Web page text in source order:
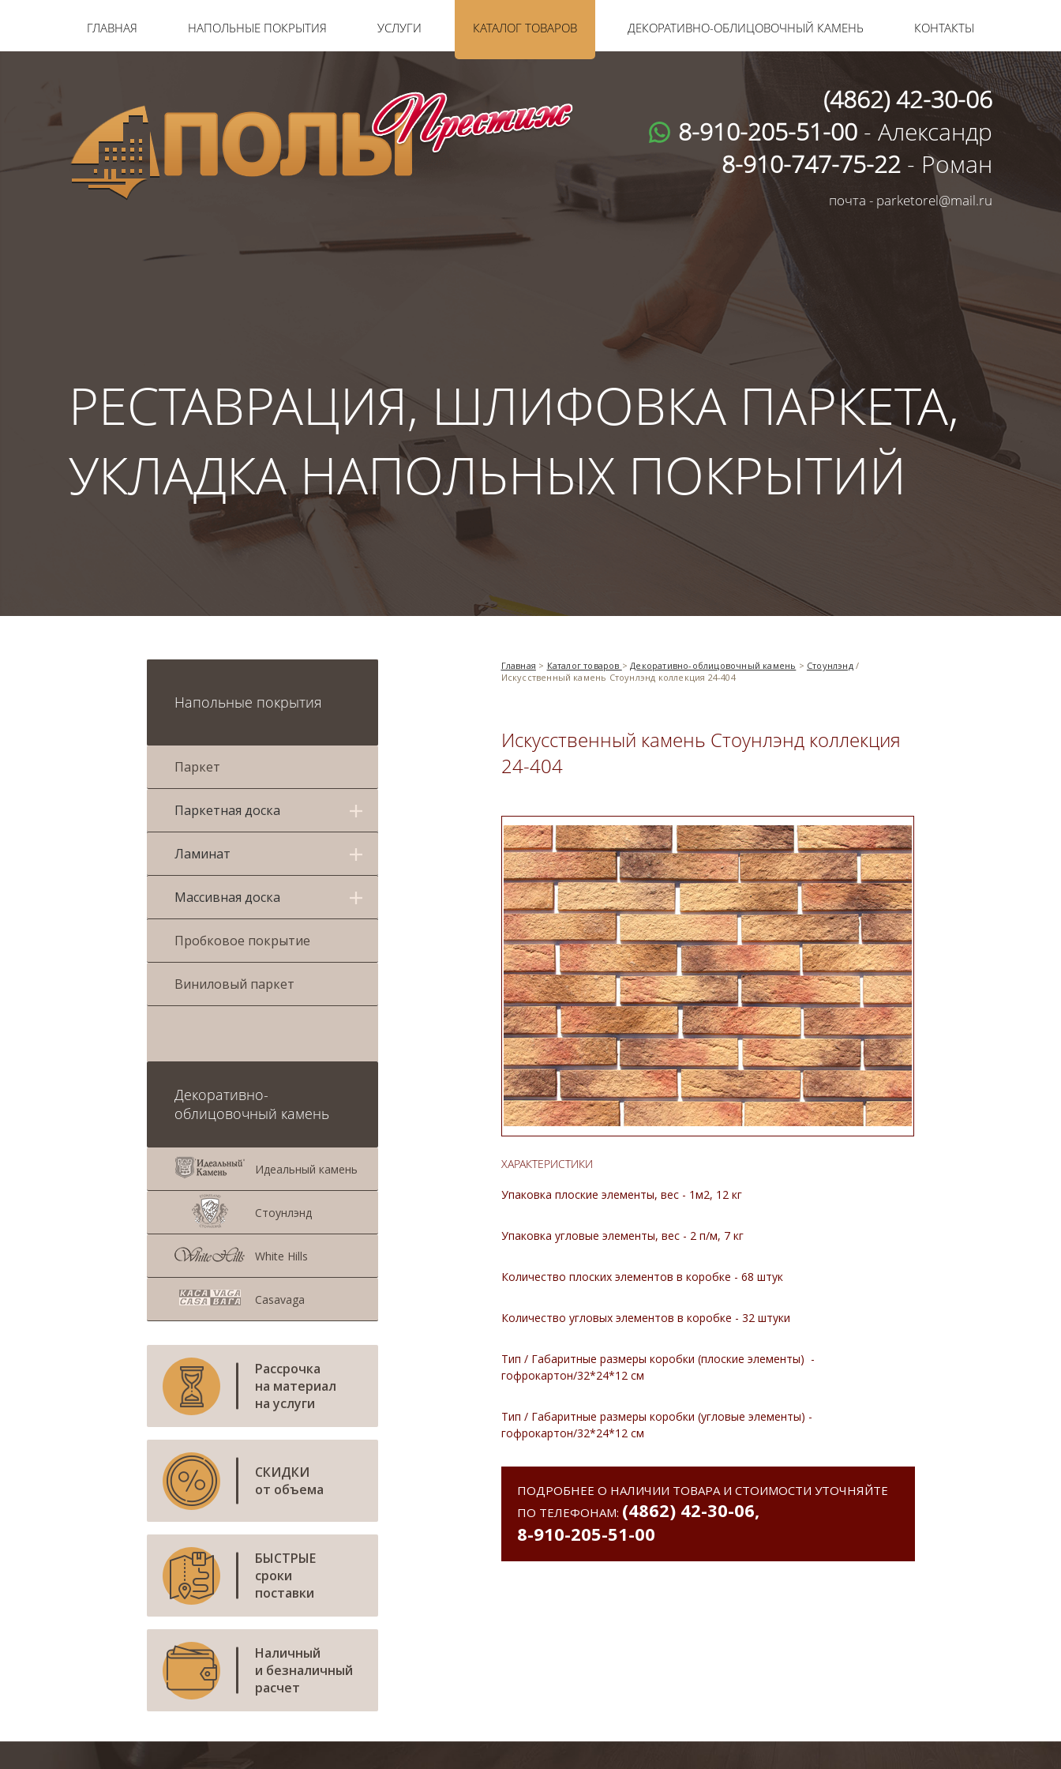
ГЛАВНАЯ НАПОЛЬНЫЕ ПОКРЫТИЯ УСЛУГИ КАТАЛОГ ТОВАРОВ ДЕКОРАТИВНО-ОБЛИЦОВОЧНЫЙ КАМЕНЬ КОНТАКТЫ
(4862) 42-30-06
8-910-205-51-00 - Александр
8-910-747-75-22 - Роман
почта - parketorel@mail.ru
РЕСТАВРАЦИЯ, ШЛИФОВКА ПАРКЕТА,
УКЛАДКА НАПОЛЬНЫХ ПОКРЫТИЙ
Напольные покрытия
Паркет
Паркетная доска
Ламинат
Массивная доска
Пробковое покрытие
Виниловый паркет
Декоративно-
облицовочный камень
Идеальный камень
Стоунлэнд
White Hills
Casavaga
Рассрочка
на материал
на услуги
СКИДКИ
от объема
БЫСТРЫЕ
сроки
поставки
Наличный
и безналичный
расчет
Главная > Каталог товаров >Декоративно-облицовочный камень > Стоунлэнд/
Искусственный камень Стоунлэнд коллекция 24-404
Искусственный камень Стоунлэнд коллекция
24-404
ХАРАКТЕРИСТИКИ
Упаковка плоские элементы, вес - 1м2, 12 кг
Упаковка угловые элементы, вес - 2 п/м, 7 кг
Количество плоских элементов в коробке - 68 штук
Количество угловых элементов в коробке - 32 штуки
Тип / Габаритные размеры коробки (плоские элементы) -
гофрокартон/32*24*12 см
Тип / Габаритные размеры коробки (угловые элементы) -
гофрокартон/32*24*12 см
ПОДРОБНЕЕ О НАЛИЧИИ ТОВАРА И СТОИМОСТИ УТОЧНЯЙТЕ
ПО ТЕЛЕФОНАМ: (4862) 42-30-06,
8-910-205-51-00